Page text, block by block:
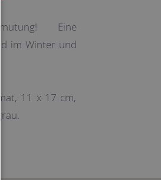
Eine
im Winter und
11 x 17 cm,